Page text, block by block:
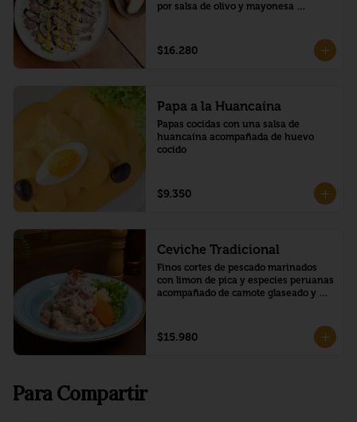
por salsa de olivo y mayonesa
$16.280
Papa a la Huancaína
Papas cocidas con una salsa de
huancaína acompañada de huevo
cocido
$9.350
Ceviche Tradicional
Finos cortes de pescado marinados
con limon de pica y especies peruanas
acompañado de camote glaseado y
$15.980
Para Compartir